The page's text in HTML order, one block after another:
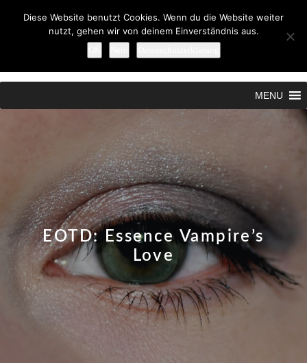
MENU
EOTD: Essence Vampire’s
Love
Diese Website benutzt Cookies. Wenn du die Website weiter
nutzt, gehen wir von deinem Einverständnis aus.